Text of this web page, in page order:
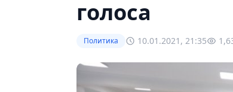
голоса
Политика 10.01.2021, 21:35